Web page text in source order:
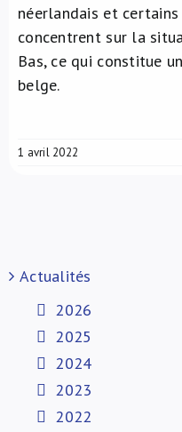
néerlandais et
concentrent sur la
Bas, ce qui constitue
belge.
1 avril 2022
Actualités
2026
2025
2024
2023
2022